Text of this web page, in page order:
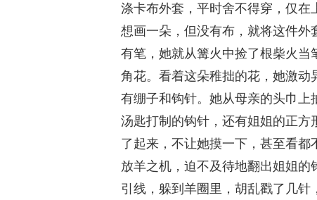
涤卡布外套，平时舍不得穿，仅
想画一朵，但没有布，就将这件
有笔，她就从篝火中捡了根柴火
角花。看着这朵稚拙的花，她激
有绷子和钩针。她从母亲的头巾上
汤匙打制的钩针，还有姐姐的正
了起来，不让她摸一下，甚至看
放羊之机，迫不及待地翻出姐姐
引线，躲到羊圈里，胡乱戳了几